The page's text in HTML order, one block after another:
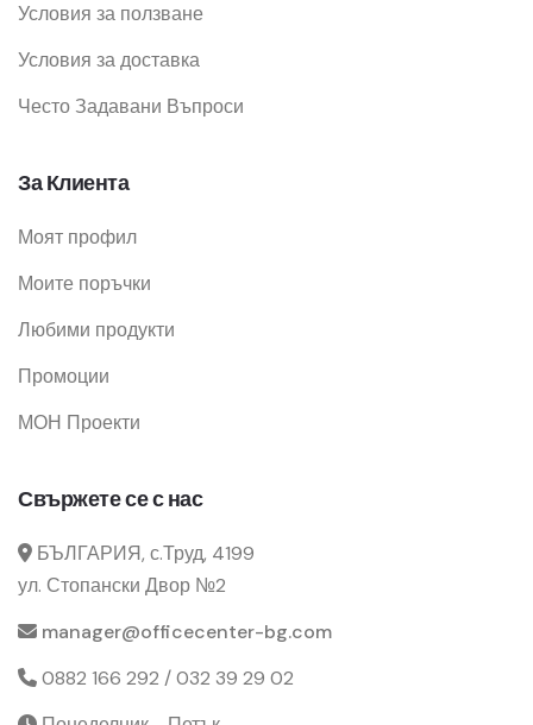
Условия за ползване
Условия за доставка
Често Задавани Въпроси
За Клиента
Моят профил
Моите поръчки
Любими продукти
Промоции
МОН Проекти
Свържете се с нас
БЪЛГАРИЯ, с.Труд, 4199
ул. Стопански Двор №2
manager@officecenter-bg.com
0882 166 292 / 032 39 29 02